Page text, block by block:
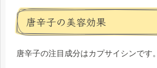
唐辛子の美容効果
唐辛子の注目成分はカプサイシンです。